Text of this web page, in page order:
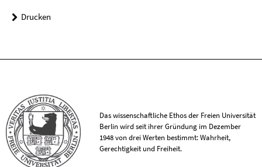
Drucken
Das wissenschaftliche Ethos der Freien Universität
Berlin wird seit ihrer Gründung im Dezember
1948 von drei Werten bestimmt: Wahrheit,
Gerechtigkeit und Freiheit.